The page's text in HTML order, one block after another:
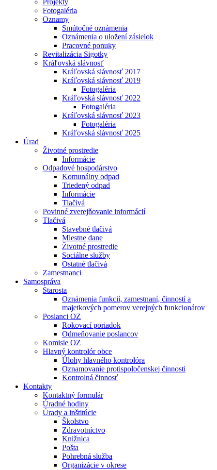
Projekty
Fotogaléria
Oznamy
Smútočné oznámenia
Oznámenia o uložení zásielok
Pracovné ponuky
Revitalizácia Sigotky
Kráľovská slávnosť
Kráľovská slávnosť 2017
Kráľovská slávnosť 2019
Fotogaléria
Kráľovská slávnosť 2022
Fotogaléria
Kráľovská slávnosť 2023
Fotogaléria
Kráľovská slávnosť 2025
Úrad
Životné prostredie
Informácie
Odpadové hospodárstvo
Komunálny odpad
Triedený odpad
Informácie
Tlačivá
Povinné zverejňovanie informácií
Tlačivá
Stavebné tlačivá
Miestne dane
Životné prostredie
Sociálne služby
Ostatné tlačivá
Zamestnanci
Samospráva
Starosta
Oznámenia funkcií, zamestnaní, činností a
majetkových pomerov verejných funkcionárov
Poslanci OZ
Rokovací poriadok
Odmeňovanie poslancov
Komisie OZ
Hlavný kontrolór obce
Úlohy hlavného kontrolóra
Oznamovanie protispoločenskej činnosti
Kontrolná činnosť
Kontakty
Kontaktný formulár
Úradné hodiny
Úrady a inštitúcie
Školstvo
Zdravotníctvo
Knižnica
Pošta
Pohrebná služba
Organizácie v okrese